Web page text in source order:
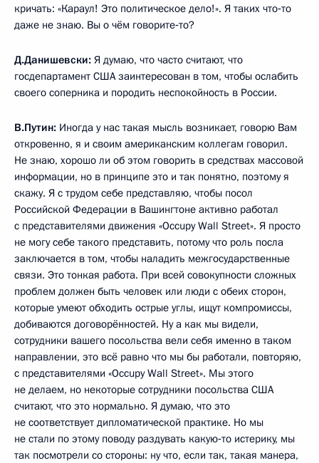
кричать: «Караул! Это политическое дело!». Я таких что‑то
даже не знаю. Вы о чём говорите‑то?
Д.Данишевски: Я думаю, что часто считают, что
госдепартамент США заинтересован в том, чтобы ослабить
своего соперника и породить неспокойность в России.
В.Путин: Иногда у нас такая мысль возникает, говорю Вам
откровенно, я и своим американским коллегам говорил.
Не знаю, хорошо ли об этом говорить в средствах массовой
информации, но в принципе это и так понятно, поэтому я
скажу. Я с трудом себе представляю, чтобы посол
Российской Федерации в Вашингтоне активно работал
с представителями движения «Occupy Wall Street». Я просто
не могу себе такого представить, потому что роль посла
заключается в том, чтобы наладить межгосударственные
связи. Это тонкая работа. При всей совокупности сложных
проблем должен быть человек или люди с обеих сторон,
которые умеют обходить острые углы, ищут компромиссы,
добиваются договорённостей. Ну а как мы видели,
сотрудники вашего посольства вели себя именно в таком
направлении, это всё равно что мы бы работали, повторяю,
с представителями «Occupy Wall Street». Мы этого
не делаем, но некоторые сотрудники посольства США
считают, что это нормально. Я думаю, что это
не соответствует дипломатической практике. Но мы
не стали по этому поводу раздувать какую‑то истерику, мы
так посмотрели со стороны: ну что, если так, такая манера,